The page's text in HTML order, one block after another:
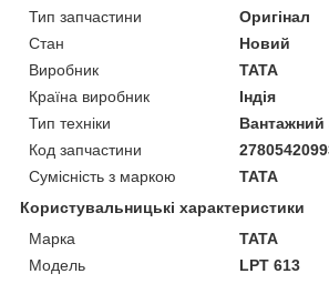
Тип запчастини
Оригінал
Стан
Новий
Виробник
TATA
Країна виробник
Індія
Тип техніки
Вантажний
Код запчастини
Сумісність з маркою
TATA
Користувальницькі характеристики
Марка
ТАТА
Модель
LPT 613